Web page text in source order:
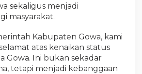
sekaligus menjadi
masyarakat.
Kabupaten Gowa, kami
atas kenaikan status
Gowa. Ini bukan sekadar
tetapi menjadi kebanggaan